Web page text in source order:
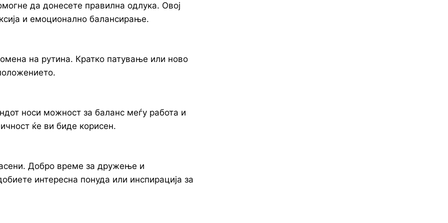
да донесете правилна одлука. Овој
и емоционално балансирање.
на рутина. Кратко патување или ново
носи можност за баланс меѓу работа и
ќе ви биде корисен.
Добро време за дружење и
интересна понуда или инспирација за